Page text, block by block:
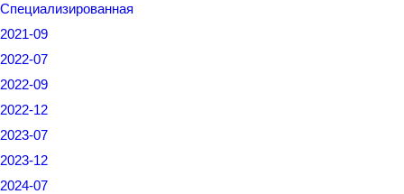
Специализированная
2021-09
2022-07
2022-09
2022-12
2023-07
2023-12
2024-07